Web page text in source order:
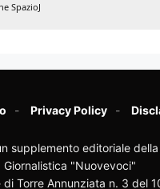
SpazioJ
Privacy Policy
supplemento editoriale
Giornalistica "Nuovevoci"
di Torre Annunziata n. 3 del